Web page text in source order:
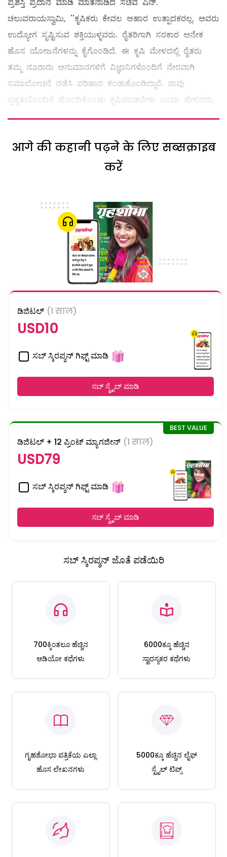
ಪ್ರಶಸ್ತಿ ಪ್ರದಾನ ಮಾಡಿ ಮಾತನಾಡಿದ ಸಚಿವ ಎನ್‌.
ಚಲುವರಾಯಸ್ವಾಮಿ, ''ಕೃಷಿಕರು ಕೇವಲ ಆಹಾರ ಉತ್ಪಾದಕರಲ್ಲ. ಅವರು
ಉದ್ಯೋಗ ಸೃಷ್ಟಿಸುವ ಶಕ್ತಿಯುಳ್ಳವರು. ರೈತರಿಗಾಗಿ ಸರಕಾರ ಅನೇಕ
ಹೊಸ ಯೋಜನೆಗಳನ್ನು ಕೈಗೊಂಡಿದೆ. ಈ ಕೃಷಿ ಮೇಳದಲ್ಲಿ ರೈತರು
ತಮ್ಮ ನೂರಾರು ಅನುಮಾನಗಳಿಗೆ ವಿಜ್ಞಾನಿಗಳೊಂದಿಗೆ ನೇರವಾಗಿ
ಸಮಾಲೋಚನೆ ನಡೆಸಿ ಪರಿಹಾರ ಕಂಡುಕೊಂಡಿದ್ದಾರೆ. ನಾವು
ಪ್ರಕೃತಿಯೊಂದಿಗೆ ಹೊಂದಿಕೊಂಡು ಕೃಷಿಮಾಡಬೇಕು ಎಂದು ಹೇಳಿದರು.
आगे की कहानी पढ़ने के लिए सब्सक्राइब
करें
ಡಿಜಿಟಲ್ (1 साल)
USD10
ಸಬ್ ಸ್ಕಿರಪ್ಶನ್ ಗಿಫ್ಟ್ ಮಾಡಿ
ಸಬ್ ಸ್ಕ್ರೈಬ್ ಮಾಡಿ
ಡಿಜಿಟಲ್ + 12 ಪ್ರಿಂಟ್ ಮ್ಯಾಗಜೀನ್ (1 साल)
USD79
ಸಬ್ ಸ್ಕಿರಪ್ಶನ್ ಗಿಫ್ಟ್ ಮಾಡಿ
ಸಬ್ ಸ್ಕ್ರೈಬ್ ಮಾಡಿ
ಸಬ್ ಸ್ಕಿರಪ್ಶನ್ ಜೊತೆ ಪಡೆಯಿರಿ
700ಕ್ಕಿಂತಲೂ ಹೆಚ್ಚಿನ
ಆಡಿಯೋ ಕಥೆಗಳು
6000ಕ್ಕೂ ಹೆಚ್ಚಿನ
ಸ್ವಾರಸ್ಯಕರ ಕಥೆಗಳು
ಗೃಹಶೋಭಾ ಪತ್ರಿಕೆಯ ಎಲ್ಲಾ
ಹೊಸ ಲೇಖನಗಳು
5000ಕ್ಕೂ ಹೆಚ್ಚಿನ ಲೈಫ್
ಸ್ಟೈಲ್ ಟಿಪ್ಸ್